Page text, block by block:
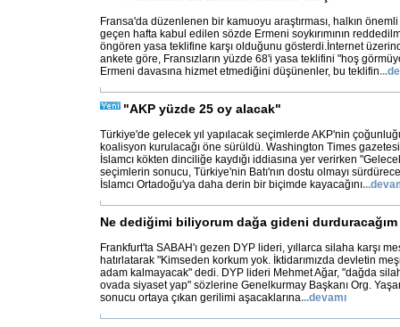
Fransa'da düzenlenen bir kamuoyu araştırması, halkın
geçen hafta kabul edilen sözde Ermeni soykırımının
öngören yasa teklifine karşı olduğunu gösterdi.İnternet
ankete göre, Fransızların yüzde 68'i yasa teklifini "hoş
Ermeni davasına hizmet etmediğini düşünenler, bu teklifin...
"AKP yüzde 25 oy alacak"
Türkiye'de gelecek yıl yapılacak seçimlerde AKP'nin
koalisyon kurulacağı öne sürüldü. Washington Times
İslamcı kökten dinciliğe kaydığı iddiasına yer verirken
seçimlerin sonucu, Türkiye'nin Batı'nın dostu olmayı
İslamcı Ortadoğu'ya daha derin bir biçimde kayacağını...
Ne dediğimi biliyorum dağa gideni durduracağım
Frankfurt'ta SABAH'ı gezen DYP lideri, yıllarca silaha karşı
hatırlatarak "Kimseden korkum yok. İktidarımızda devletin
adam kalmayacak" dedi. DYP lideri Mehmet Ağar, "dağda
ovada siyaset yap" sözlerine Genelkurmay Başkanı Org. Yaşar
sonucu ortaya çıkan gerilimi aşacaklarına...devamı